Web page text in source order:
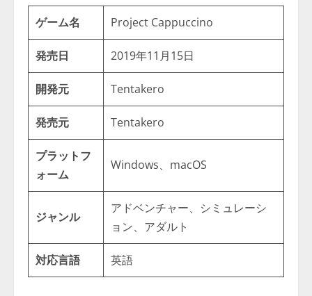
ゲーム名 Project Cappuccino
発売日 2019年11月15日
開発元 Tentakero
発売元 Tentakero
プラットフ
ォーム
Windows、macOS
ジャンル
アドベンチャー、シミュレーシ
ョン、アダルト
対応言語 英語